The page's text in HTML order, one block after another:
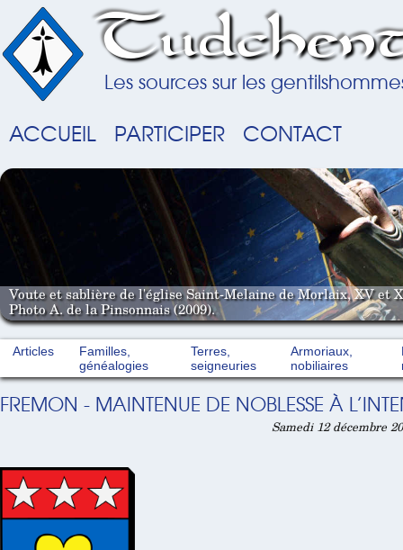
Les sources sur les
ACCUEIL PARTICIPER CONTACT
Voute et sablière de l'église Saint-Melaine de Morlaix, XV et
Photo A. de la Pinsonnais (2009).
Articles
Familles,
généalogies
Terres,
seigneuries
Armoriaux,
nobiliaires
FREMON - MAINTENUE DE NOBLESSE À
Samedi 12 décembre